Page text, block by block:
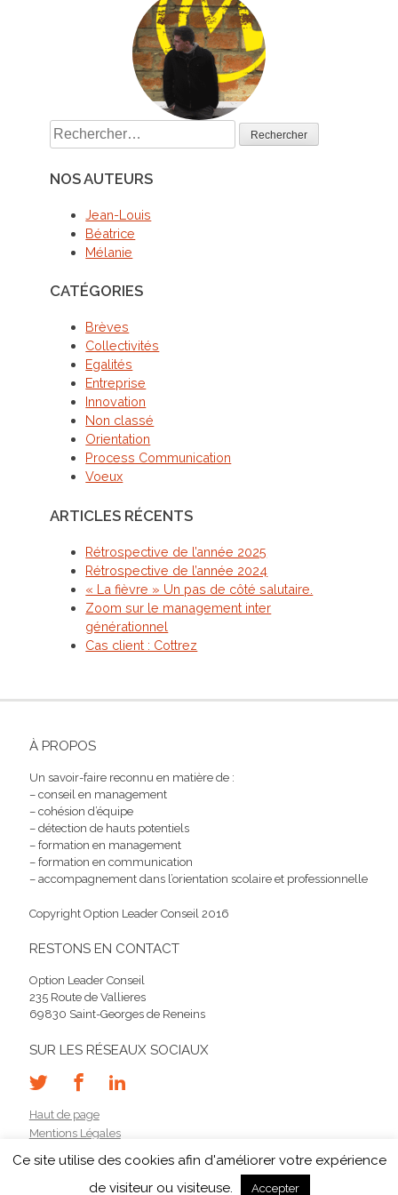
Rechercher :
NOS AUTEURS
Jean-Louis
Béatrice
Mélanie
CATÉGORIES
Brèves
Collectivités
Egalités
Entreprise
Innovation
Non classé
Orientation
Process Communication
Voeux
ARTICLES RÉCENTS
Rétrospective de l’année 2025
Rétrospective de l’année 2024
« La fièvre » Un pas de côté salutaire.
Zoom sur le management inter
générationnel
Cas client : Cottrez
À PROPOS
Un savoir-faire reconnu en matière de :
– conseil en management
– cohésion d’équipe
– détection de hauts potentiels
– formation en management
– formation en communication
– accompagnement dans l’orientation scolaire et professionnelle
Copyright Option Leader Conseil 2016
RESTONS EN CONTACT
Option Leader Conseil
235 Route de Vallieres
69830 Saint-Georges de Reneins
SUR LES RÉSEAUX SOCIAUX
Haut de page
Mentions Légales
Contact
Ce site utilise des cookies afin d'améliorer votre expérience
de visiteur ou visiteuse.
Accepter